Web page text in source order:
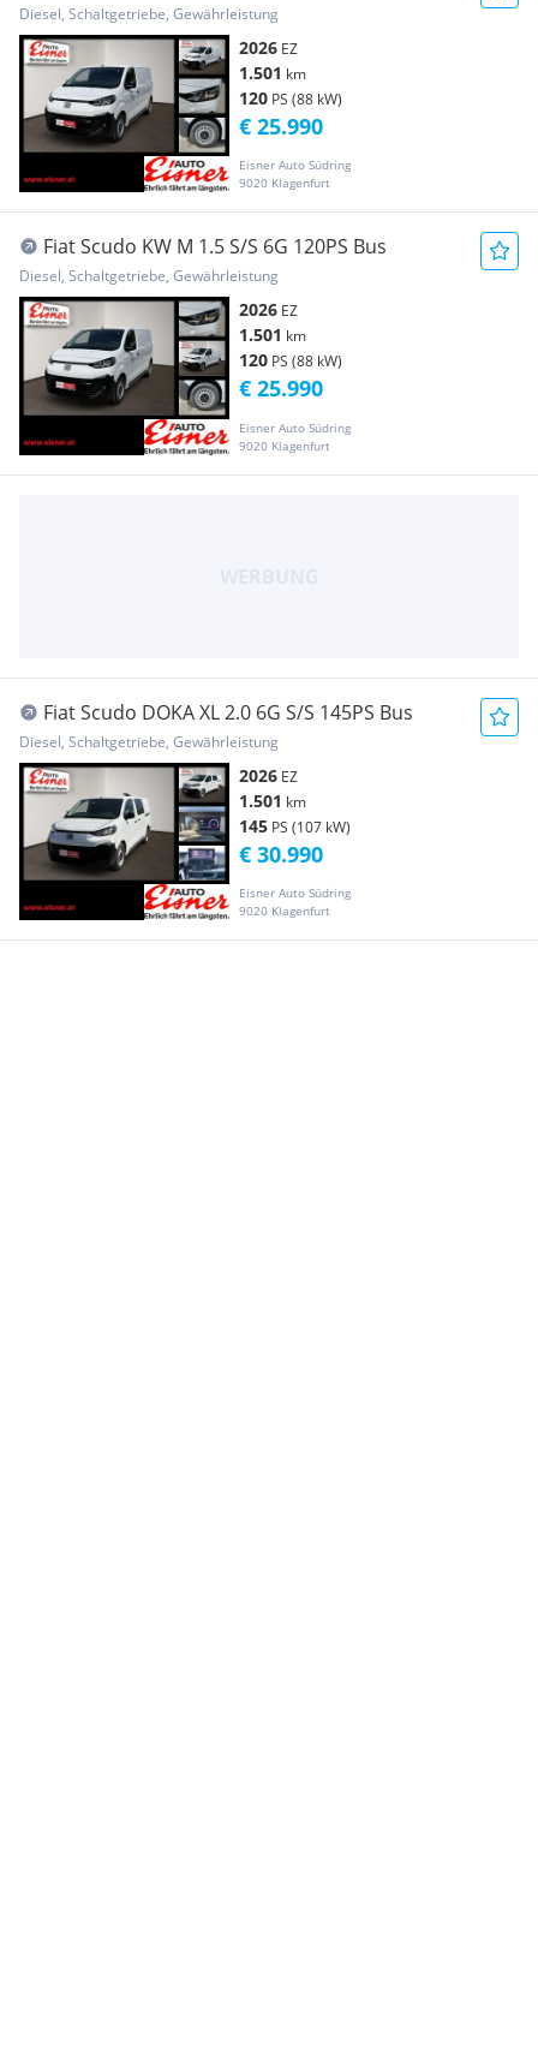
Diesel, Schaltgetriebe, Gewährleistung
2026 EZ
1.501 km
120 PS (88 kW)
Eisner Auto Südring
9020 Klagenfurt
€ 25.990
Fiat Scudo KW M 1.5 S/S 6G 120PS Bus
Diesel, Schaltgetriebe, Gewährleistung
2026 EZ
1.501 km
120 PS (88 kW)
Eisner Auto Südring
9020 Klagenfurt
€ 25.990
Fiat Scudo DOKA XL 2.0 6G S/S 145PS Bus
Diesel, Schaltgetriebe, Gewährleistung
2026 EZ
1.501 km
145 PS (107 kW)
Eisner Auto Südring
9020 Klagenfurt
€ 30.990